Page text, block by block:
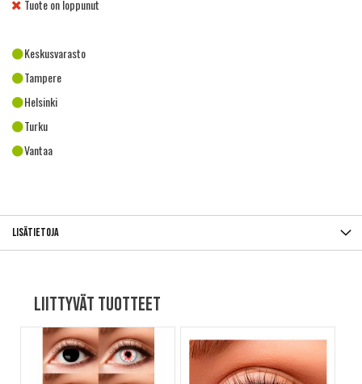
Tuote on loppunut
Keskusvarasto
Tampere
Helsinki
Turku
Vantaa
Lisätietoja
Liittyvät tuotteet